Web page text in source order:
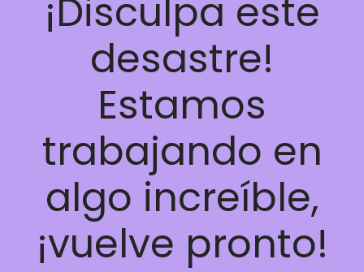
¡Disculpa este
desastre!
Estamos
trabajando en
algo increíble,
¡vuelve pronto!